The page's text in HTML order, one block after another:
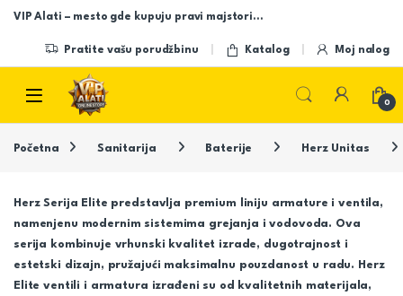
Skip to navigation
Skip to content
VIP Alati – mesto gde kupuju pravi majstori…
Pratite vašu porudžbinu Katalog Moj nalog
Open
0
Početna Sanitarija Baterije Herz Unitas
Herz Serija Elite predstavlja premium liniju armature i ventila,
namenjenu modernim sistemima grejanja i vodovoda. Ova
serija kombinuje vrhunski kvalitet izrade, dugotrajnost i
estetski dizajn, pružajući maksimalnu pouzdanost u radu. Herz
Elite ventili i armatura izrađeni su od kvalitetnih materijala,